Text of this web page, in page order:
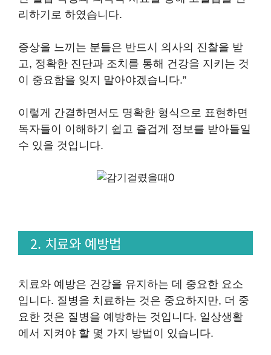
리하기로 하였습니다.
증상을 느끼는 분들은 반드시 의사의 진찰을 받
고, 정확한 진단과 조치를 통해 건강을 지키는 것
이 중요함을 잊지 말아야겠습니다.”
이렇게 간결하면서도 명확한 형식으로 표현하면
독자들이 이해하기 쉽고 즐겁게 정보를 받아들일
수 있을 것입니다.
2. 치료와 예방법
치료와 예방은 건강을 유지하는 데 중요한 요소
입니다. 질병을 치료하는 것은 중요하지만, 더 중
요한 것은 질병을 예방하는 것입니다. 일상생활
에서 지켜야 할 몇 가지 방법이 있습니다.